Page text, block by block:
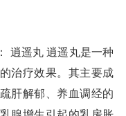
逍遥丸 逍遥丸是一种
治疗效果。其主要成
肝解郁、养血调经的